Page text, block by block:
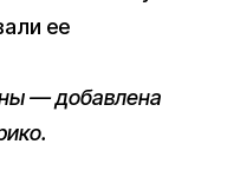
ее
— добавлена